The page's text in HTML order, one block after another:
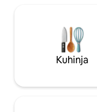
u 13:00: +17 EUR • Kasni odlazak u 15:00:
Kuhinja